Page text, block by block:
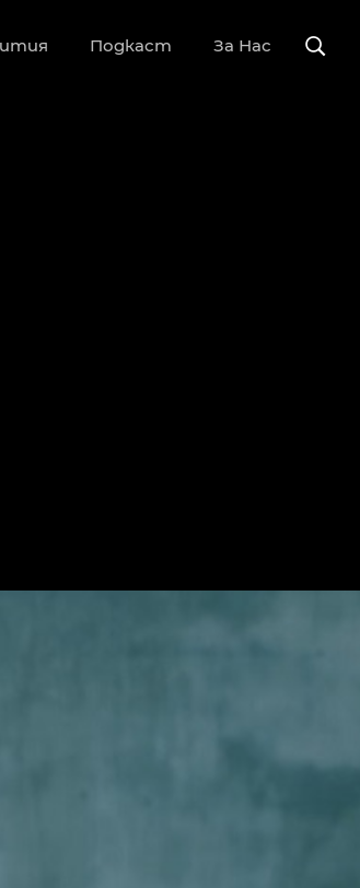
Подкаст За Нас